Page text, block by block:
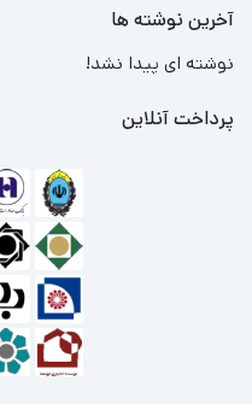
آخرین نوشته ها
نوشته ای پیدا نشد!
پرداخت آنلاین